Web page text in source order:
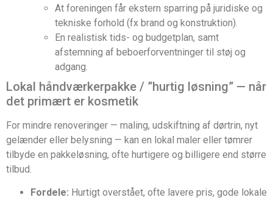
At foreningen får ekstern sparring på juridiske og
tekniske forhold (fx brand og konstruktion).
En realistisk tids- og budgetplan, samt
afstemning af beboerforventninger til støj og
adgang.
Lokal håndværkerpakke / ”hurtig løsning” — når
det primært er kosmetik
For mindre renoveringer — maling, udskiftning af dørtrin, nyt
gelænder eller belysning — kan en lokal maler eller tømrer
tilbyde en pakkeløsning, ofte hurtigere og billigere end større
tilbud.
Fordele: Hurtigt overstået, ofte lavere pris, gode lokale